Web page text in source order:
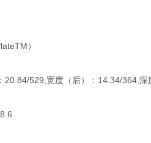
）
529,宽度（后）：14.34/364,深